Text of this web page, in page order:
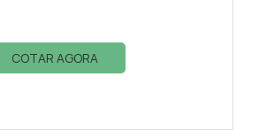
COTAR AGORA